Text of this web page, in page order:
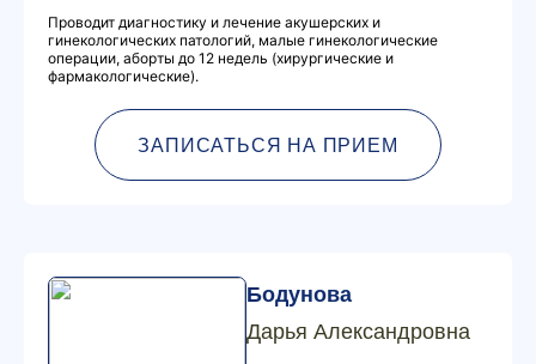
Проводит диагностику и лечение акушерских и
гинекологических патологий, малые гинекологические
операции, аборты до 12 недель (хирургические и
фармакологические).
ЗАПИСАТЬСЯ НА ПРИЕМ
Бодунова
Дарья Александровна